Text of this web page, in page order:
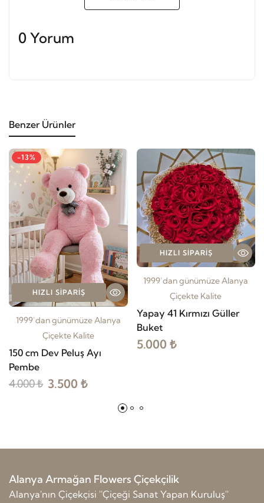
0 Yorum
Benzer Ürünler
-13%
HIZLI SIPARIŞ
1999’dan günümüze Alanya
Çiçekte Kalite
150 cm Dev Peluş Ayı
Pembe
4.000 ₺ 3.500 ₺
HIZLI SIPARIŞ
1999’dan günümüze Alanya
Çiçekte Kalite
Yapay 41 Kırmızı Güller
Buket
5.000 ₺
Alanya Armağan Flowers Çiçekçilik
Alanya'nın Çiçekçisi ''Çiçeği Sanat Yapan Kuruluş''